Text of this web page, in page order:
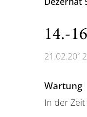
14.-
21.02.2012
Wartung
In der